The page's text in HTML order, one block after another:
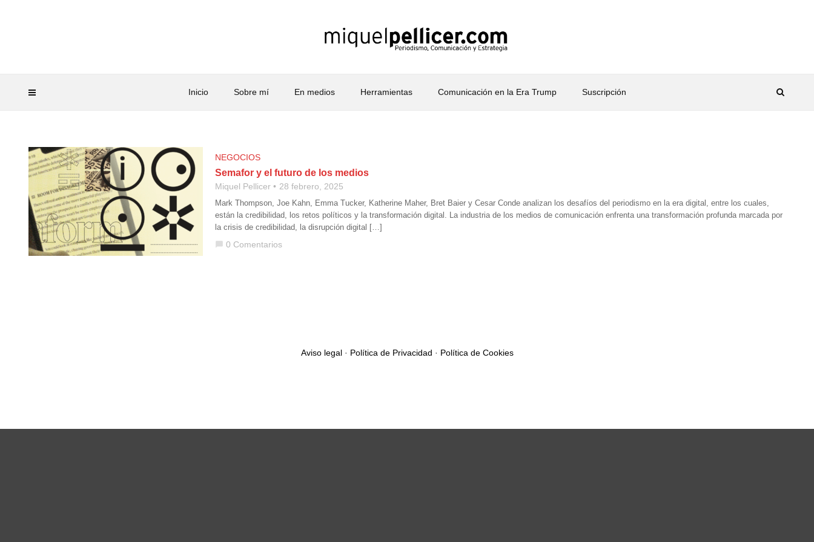
Inicio Sobre mí En medios Herramientas Comunicación en la Era Trump Suscripción
NEGOCIOS
Semafor y el futuro de los medios
Miquel Pellicer 28 febrero, 2025
Mark Thompson, Joe Kahn, Emma Tucker, Katherine Maher, Bret Baier y Cesar Conde analizan los desafíos del periodismo en la era digital, entre los cuales,
están la credibilidad, los retos políticos y la transformación digital. La industria de los medios de comunicación enfrenta una transformación profunda marcada por
la crisis de credibilidad, la disrupción digital […]
chat_bubble 0 Comentarios
Aviso legal· Política de Privacidad · Política de Cookies